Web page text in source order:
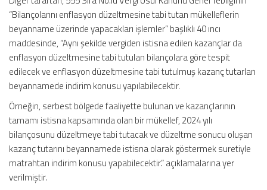
“Bilançolarını enflasyon düzeltmesine tabi tutan mükelleflerin
beyanname üzerinde yapacakları işlemler” başlıklı 40 ıncı
maddesinde, “Aynı şekilde vergiden istisna edilen kazançlar da
enflasyon düzeltmesine tabi tutulan bilançolara göre tespit
edilecek ve enflasyon düzeltmesine tabi tutulmuş kazanç tutarları
beyannamede indirim konusu yapılabilecektir.
Örneğin, serbest bölgede faaliyette bulunan ve kazançlarının
tamamı istisna kapsamında olan bir mükellef, 2024 yılı
bilançosunu düzeltmeye tabi tutacak ve düzeltme sonucu oluşan
kazanç tutarını beyannamede istisna olarak göstermek suretiyle
matrahtan indirim konusu yapabilecektir.” açıklamalarına yer
verilmiştir.